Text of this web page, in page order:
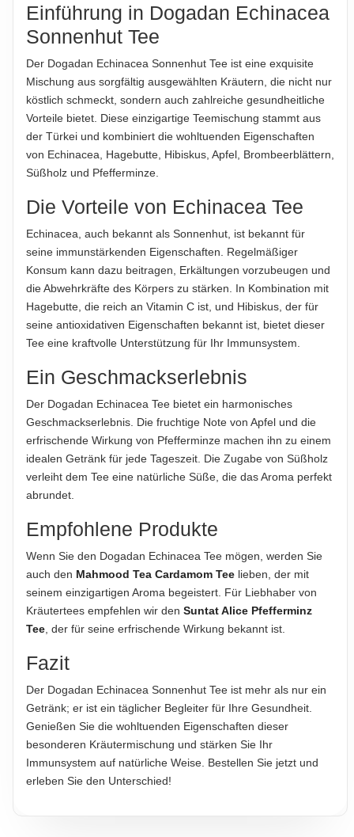
Hinweis zur Haftung: Für die vorstehenden Angaben wird keine Haftung
übernommen. Bitte prüfen Sie die Angaben auf der jeweiligen
AUFBEWAHRUNGSHINWEIS
Kühl und trocken lagern.
HERKUNFTSLAND
Türkei
HINWEIS
Für die vorstehenden Angaben wird keine Haftung
übernommen...
40g
HERSTELLER
Doğadan Gıda Ürünleri Sanayi ve Pazarlama A.Ş., Mustafa
Kemal Mah. Dumlupınar Blv. No: 266, 06510 Çankaya,
IMPORTEUR
Oriental Merchant Europe GmbH, Am Sandtorkai 70, 20457
Hamburg, Deutschland
Hinweis zur Haftung: Für die vorstehenden Angaben wird keine Haftung
übernommen. Bitte prüfen Sie die Angaben auf der jeweiligen
Produktverpackung; nur diese sind verbindlich.
Einführung in Dogadan Echinacea
Sonnenhut Tee
Der Dogadan Echinacea Sonnenhut Tee ist eine exquisite
Mischung aus sorgfältig ausgewählten Kräutern, die nicht nur
köstlich schmeckt, sondern auch zahlreiche gesundheitliche
Vorteile bietet. Diese einzigartige Teemischung stammt aus
der Türkei und kombiniert die wohltuenden Eigenschaften
von Echinacea, Hagebutte, Hibiskus, Apfel, Brombeerblättern,
Süßholz und Pfefferminze.
Die Vorteile von Echinacea Tee
Echinacea, auch bekannt als Sonnenhut, ist bekannt für
seine immunstärkenden Eigenschaften. Regelmäßiger
Konsum kann dazu beitragen, Erkältungen vorzubeugen und
die Abwehrkräfte des Körpers zu stärken. In Kombination mit
Hagebutte, die reich an Vitamin C ist, und Hibiskus, der für
seine antioxidativen Eigenschaften bekannt ist, bietet dieser
Tee eine kraftvolle Unterstützung für Ihr Immunsystem.
Ein Geschmackserlebnis
Der Dogadan Echinacea Tee bietet ein harmonisches
Geschmackserlebnis. Die fruchtige Note von Apfel und die
erfrischende Wirkung von Pfefferminze machen ihn zu einem
idealen Getränk für jede Tageszeit. Die Zugabe von Süßholz
verleiht dem Tee eine natürliche Süße, die das Aroma perfekt
abrundet.
Empfohlene Produkte
Wenn Sie den Dogadan Echinacea Tee mögen, werden Sie
auch den Mahmood Tea Cardamom Tee lieben, der mit
seinem einzigartigen Aroma begeistert. Für Liebhaber von
Kräutertees empfehlen wir den Suntat Alice Pfefferminz
Tee , der für seine erfrischende Wirkung bekannt ist.
Fazit
Der Dogadan Echinacea Sonnenhut Tee ist mehr als nur ein
Getränk; er ist ein täglicher Begleiter für Ihre Gesundheit.
Genießen Sie die wohltuenden Eigenschaften dieser
besonderen Kräutermischung und stärken Sie Ihr
Immunsystem auf natürliche Weise. Bestellen Sie jetzt und
erleben Sie den Unterschied!